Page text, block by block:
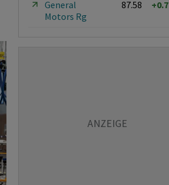
General
Motors Rg
87.58